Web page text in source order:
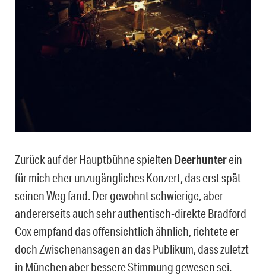
Zurück auf der Hauptbühne spielten Deerhunterein
für mich eher unzugängliches Konzert, das erst spät
seinen Weg fand. Der gewohnt schwierige, aber
andererseits auch sehr authentisch-direkte Bradford
Cox empfand das offensichtlich ähnlich, richtete er
doch Zwischenansagen an das Publikum, dass zuletzt
in München aber bessere Stimmung gewesen sei.